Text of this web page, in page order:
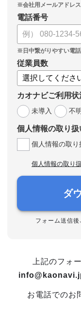
電話番号
従業員数
カオナビご利用状
未導入
不
個人情報の取り扱
個人情報の取り
個人情報の取り
ダ
フォーム送信後
上記のフォ
お電話でのお